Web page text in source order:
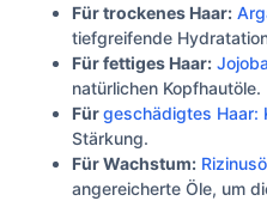
Für trockenes Haar:
tiefgreifende
Für fettiges Haar:
natürlichen Kopfhautöle.
Fürgeschädigtes Haar:
Stärkung.
Für Wachstum:
angereicherte Öle, um